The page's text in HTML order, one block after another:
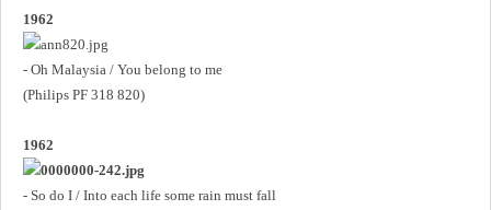
1962
- Oh Malaysia / You belong to me
(Philips PF 318 820)
1962
- So do I / Into each life some rain must fall